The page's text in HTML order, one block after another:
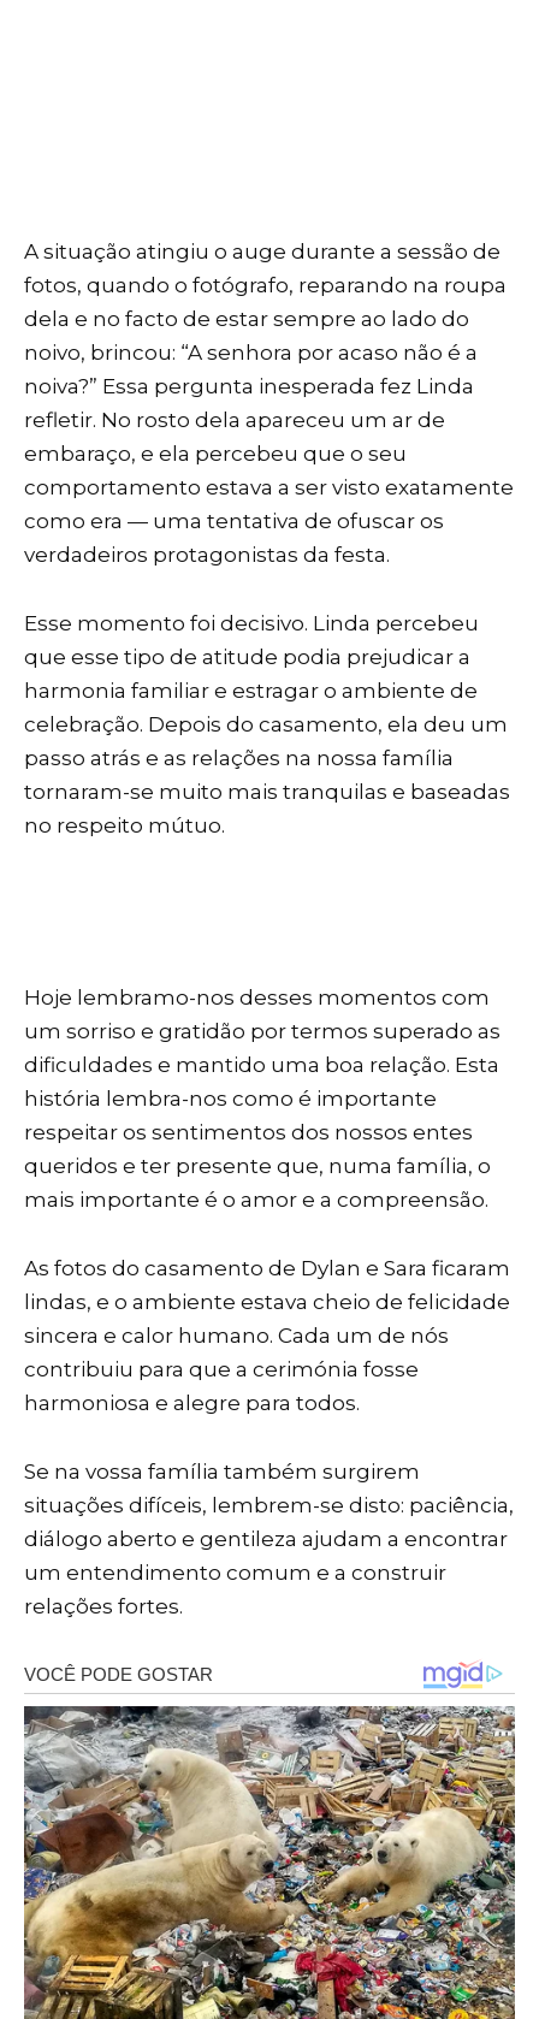
A situação atingiu o auge durante a sessão de
fotos, quando o fotógrafo, reparando na roupa
dela e no facto de estar sempre ao lado do
noivo, brincou: “A senhora por acaso não é a
noiva?” Essa pergunta inesperada fez Linda
refletir. No rosto dela apareceu um ar de
embaraço, e ela percebeu que o seu
comportamento estava a ser visto exatamente
como era — uma tentativa de ofuscar os
verdadeiros protagonistas da festa.
Esse momento foi decisivo. Linda percebeu
que esse tipo de atitude podia prejudicar a
harmonia familiar e estragar o ambiente de
celebração. Depois do casamento, ela deu um
passo atrás e as relações na nossa família
tornaram-se muito mais tranquilas e baseadas
no respeito mútuo.
Hoje lembramo-nos desses momentos com
um sorriso e gratidão por termos superado as
dificuldades e mantido uma boa relação. Esta
história lembra-nos como é importante
respeitar os sentimentos dos nossos entes
queridos e ter presente que, numa família, o
mais importante é o amor e a compreensão.
As fotos do casamento de Dylan e Sara ficaram
lindas, e o ambiente estava cheio de felicidade
sincera e calor humano. Cada um de nós
contribuiu para que a cerimónia fosse
harmoniosa e alegre para todos.
Se na vossa família também surgirem
situações difíceis, lembrem-se disto: paciência,
diálogo aberto e gentileza ajudam a encontrar
um entendimento comum e a construir
relações fortes.